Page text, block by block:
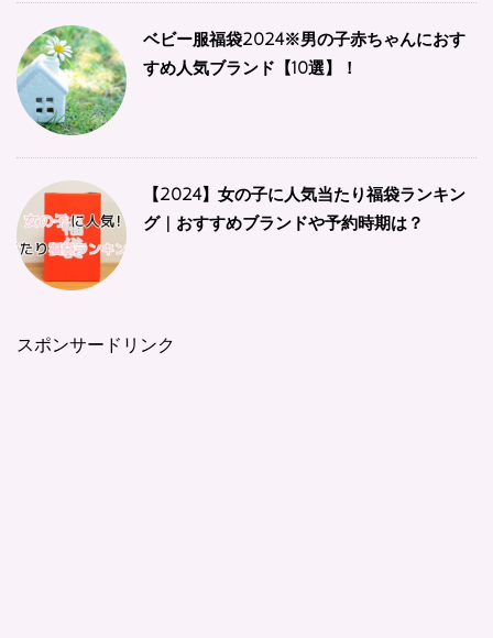
ベビー服福袋2024※男の子赤ちゃんにおす
すめ人気ブランド【10選】！
【2024】女の子に人気当たり福袋ランキン
グ | おすすめブランドや予約時期は？
スポンサードリンク